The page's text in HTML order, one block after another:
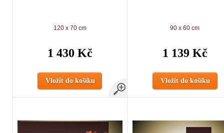
120 x 70 cm
1 430 Kč
Vložit do košíku
90 x 60 cm
1 139 Kč
Vložit do košíku